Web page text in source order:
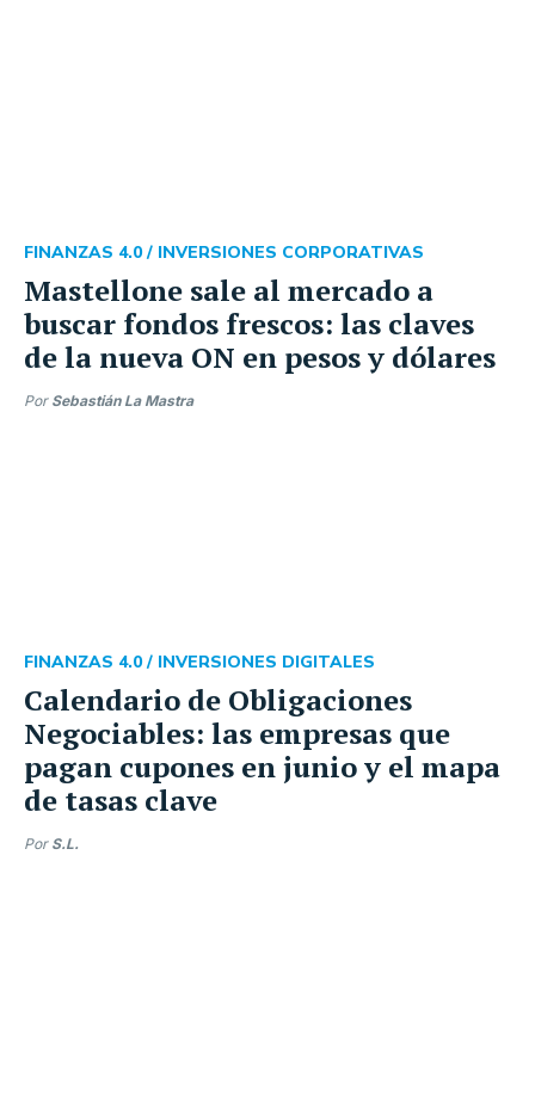
Mastellone sale al mercado a
buscar fondos frescos: las claves
de la nueva ON en pesos y dólares
FINANZAS 4.0 / INVERSIONES CORPORATIVAS
Por Sebastián La Mastra
Calendario de Obligaciones
Negociables: las empresas que
pagan cupones en junio y el mapa
de tasas clave
FINANZAS 4.0 / INVERSIONES DIGITALES
Por S.L.